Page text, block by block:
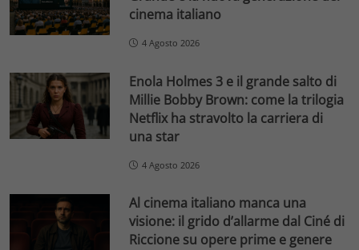
cinema italiano
4 Agosto 2026
Enola Holmes 3 e il grande salto di
Millie Bobby Brown: come la trilogia
Netflix ha stravolto la carriera di
una star
4 Agosto 2026
Al cinema italiano manca una
visione: il grido d’allarme dal Ciné di
Riccione su opere prime e genere